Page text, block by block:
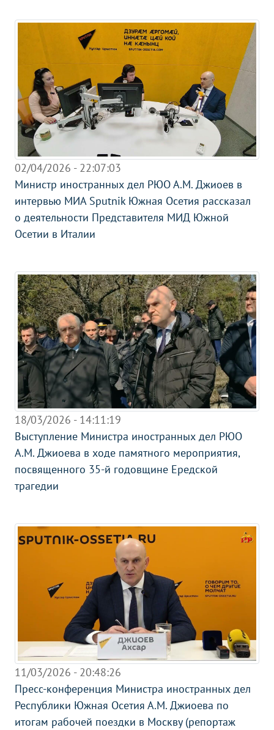
02/04/2026 - 22:07:03
Министр иностранных дел РЮО А.М. Джиоев в
интервью МИА Sputnik Южная Осетия рассказал
о деятельности Представителя МИД Южной
Осетии в Италии
18/03/2026 - 14:11:19
Выступление Министра иностранных дел РЮО
А.М. Джиоева в ходе памятного мероприятия,
посвященного 35-й годовщине Ередской
трагедии
11/03/2026 - 20:48:26
Пресс-конференция Министра иностранных дел
Республики Южная Осетия А.М. Джиоева по
итогам рабочей поездки в Москву (репортаж